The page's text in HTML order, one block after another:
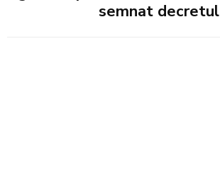
semnat decretul